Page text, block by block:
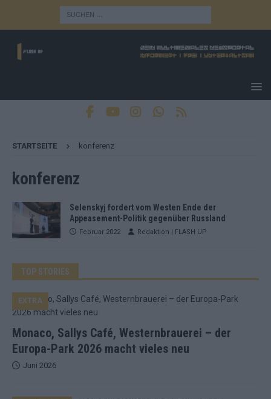
STARTSEITE konferenz
konferenz
Selenskyj fordert vom Westen Ende der
Appeasement-Politik gegenüber Russland
Februar 2022 Redaktion | FLASH UP
TOP STORIES
Monaco, Sallys Café, Westernbrauerei – der
Europa-Park 2026 macht vieles neu
EXTRA
Juni 2026